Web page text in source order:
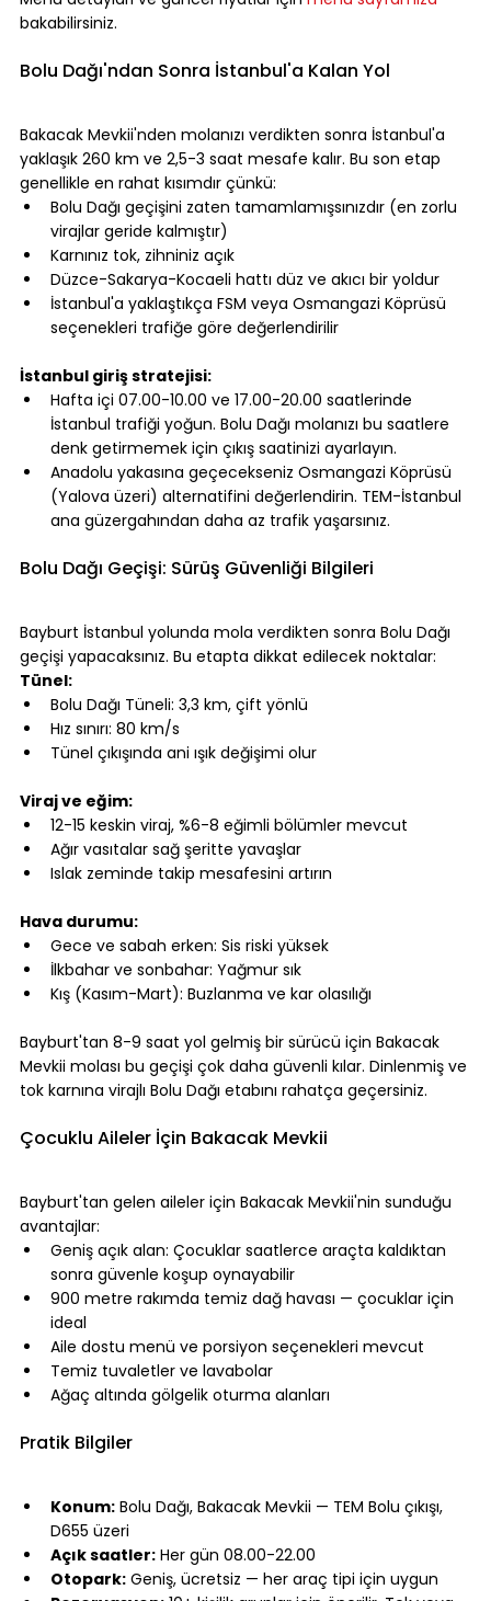
bakabilirsiniz.
Bolu Dağı'ndan Sonra İstanbul'a Kalan Yol
Bakacak Mevkii'nden molanızı verdikten sonra İstanbul'a
yaklaşık 260 km ve 2,5-3 saat mesafe kalır. Bu son etap
genellikle en rahat kısımdır çünkü:
Bolu Dağı geçişini zaten tamamlamışsınızdır (en zorlu
virajlar geride kalmıştır)
Karnınız tok, zihniniz açık
Düzce-Sakarya-Kocaeli hattı düz ve akıcı bir yoldur
İstanbul'a yaklaştıkça FSM veya Osmangazi Köprüsü
seçenekleri trafiğe göre değerlendirilir
İstanbul giriş stratejisi:
Hafta içi 07.00-10.00 ve 17.00-20.00 saatlerinde
İstanbul trafiği yoğun. Bolu Dağı molanızı bu saatlere
denk getirmemek için çıkış saatinizi ayarlayın.
Anadolu yakasına geçecekseniz Osmangazi Köprüsü
(Yalova üzeri) alternatifini değerlendirin. TEM-İstanbul
ana güzergahından daha az trafik yaşarsınız.
Bolu Dağı Geçişi: Sürüş Güvenliği Bilgileri
Bayburt İstanbul yolunda mola verdikten sonra Bolu Dağı
geçişi yapacaksınız. Bu etapta dikkat edilecek noktalar:
Tünel:
Bolu Dağı Tüneli: 3,3 km, çift yönlü
Hız sınırı: 80 km/s
Tünel çıkışında ani ışık değişimi olur
Viraj ve eğim:
12-15 keskin viraj, %6-8 eğimli bölümler mevcut
Ağır vasıtalar sağ şeritte yavaşlar
Islak zeminde takip mesafesini artırın
Hava durumu:
Gece ve sabah erken: Sis riski yüksek
İlkbahar ve sonbahar: Yağmur sık
Kış (Kasım-Mart): Buzlanma ve kar olasılığı
Bayburt'tan 8-9 saat yol gelmiş bir sürücü için Bakacak
Mevkii molası bu geçişi çok daha güvenli kılar. Dinlenmiş ve
tok karnına virajlı Bolu Dağı etabını rahatça geçersiniz.
Çocuklu Aileler İçin Bakacak Mevkii
Bayburt'tan gelen aileler için Bakacak Mevkii'nin sunduğu
avantajlar:
Geniş açık alan: Çocuklar saatlerce araçta kaldıktan
sonra güvenle koşup oynayabilir
900 metre rakımda temiz dağ havası — çocuklar için
ideal
Aile dostu menü ve porsiyon seçenekleri mevcut
Temiz tuvaletler ve lavabolar
Ağaç altında gölgelik oturma alanları
Pratik Bilgiler
Konum: Bolu Dağı, Bakacak Mevkii — TEM Bolu çıkışı,
D655 üzeri
Açık saatler: Her gün 08.00-22.00
Otopark: Geniş, ücretsiz — her araç tipi için uygun